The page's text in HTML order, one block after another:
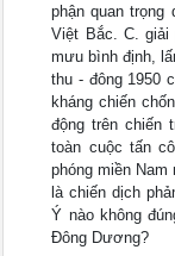
phận quan
Việt Bắc. C. giải
mưu bình định,
thu - đông 1950
kháng chiến
động trên chiến
toàn cuộc tấn
phóng miền
là chiến dịch
Ý nào không
Đông Dương?